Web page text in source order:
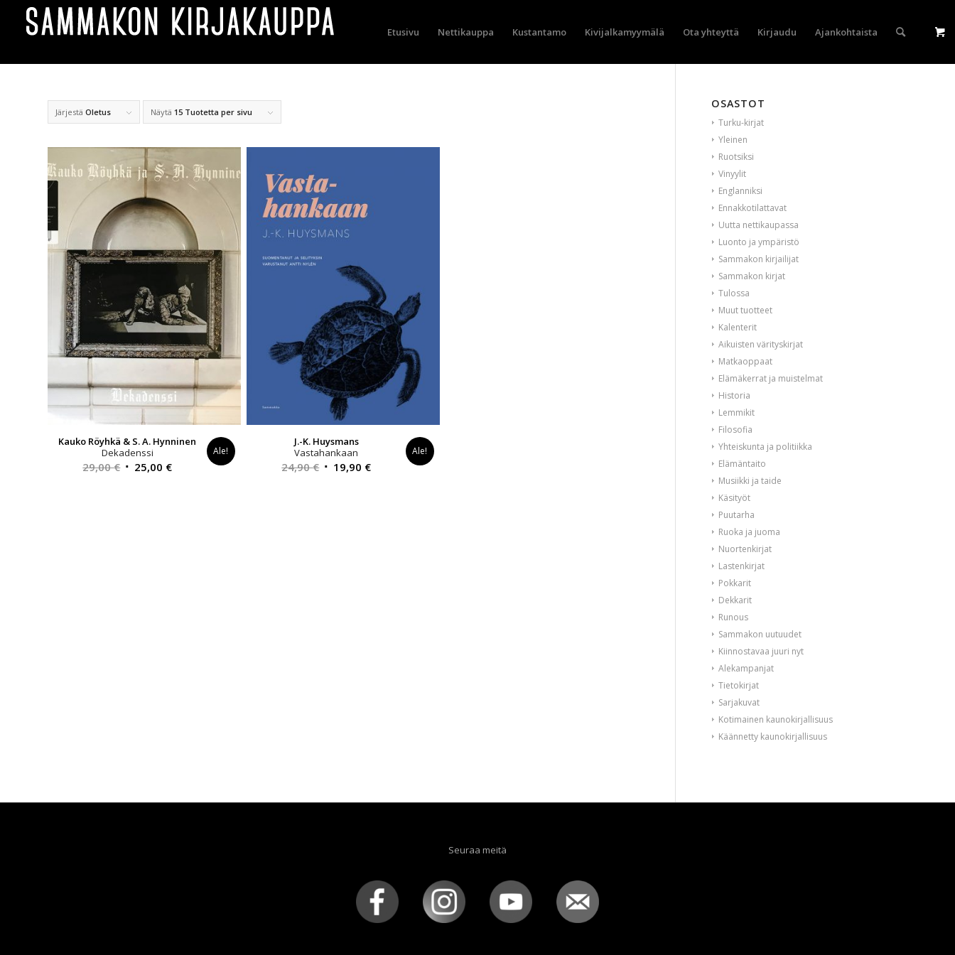
Etusivu Nettikauppa Kustantamo Kivijalkamyymälä Ota yhteyttä Kirjaudu Ajankohtaista
Järjestä Oletus Näytä 15 Tuotetta per sivu
Kauko Röyhkä & S. A. Hynninen
Dekadenssi
29,00€ Alkuperäinen
25,00 €Nykyinen
Ale!
J.-K. Huysmans
Vastahankaan
24,90€ Alkuperäinen
19,90 €Nykyinen
Ale!
OSASTOT
Turku-kirjat
Yleinen
Ruotsiksi
Vinyylit
Englanniksi
Ennakkotilattavat
Uutta nettikaupassa
Luonto ja ympäristö
Sammakon kirjailijat
Sammakon kirjat
Tulossa
Muut tuotteet
Kalenterit
Aikuisten värityskirjat
Matkaoppaat
Elämäkerrat ja muistelmat
Historia
Lemmikit
Filosofia
Yhteiskunta ja politiikka
Elämäntaito
Musiikki ja taide
Käsityöt
Puutarha
Ruoka ja juoma
Nuortenkirjat
Lastenkirjat
Pokkarit
Dekkarit
Runous
Sammakon uutuudet
Kiinnostavaa juuri nyt
Alekampanjat
Tietokirjat
Sarjakuvat
Kotimainen kaunokirjallisuus
Käännetty kaunokirjallisuus
Seuraa meitä